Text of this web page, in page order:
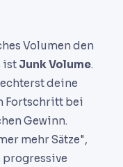
Volumen den
ist Junk Volume.
deine
Fortschritt bei
Gewinn.
mehr Sätze",
progressive